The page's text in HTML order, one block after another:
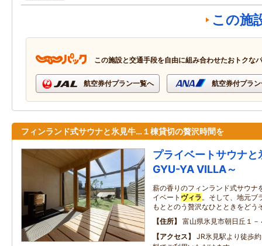
この施
この施設と交通手段を自由に組み合わせたおトクな
航空券付プラン一覧へ 航空券付プラ
フィンランド式サウナと氷見牛…１棟貸切の贅沢時間を
プライベートサウナと
GYU-YA VILLA～
薪の香りのフィンランド式サウナ
イベート ヴィラ。そして、地元ブ
もととのう贅沢なひとときをどう
住所
富山県氷見市朝日丘１－
アクセス
JR氷見駅より徒歩